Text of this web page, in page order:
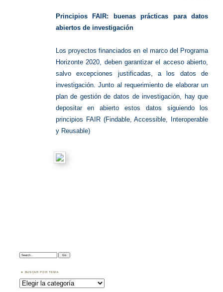
Principios FAIR: buenas prácticas para datos
abiertos de investigación
Los proyectos financiados en el marco del Programa
Horizonte 2020, deben garantizar el acceso abierto,
salvo excepciones justificadas, a los datos de
investigación. Junto al requerimiento de elaborar un
plan de gestión de datos de investigación, hay que
depositar en abierto estos datos siguiendo los
principios FAIR (Findable, Accessible, Interoperable
y Reusable)
Search:
BUSCAR POR TEMA
Buscar
por
Tema